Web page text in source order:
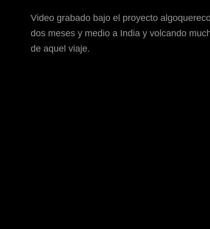
Video grabado bajo el proyecto
dos meses y medio a India y volcando
de aquel viaje.